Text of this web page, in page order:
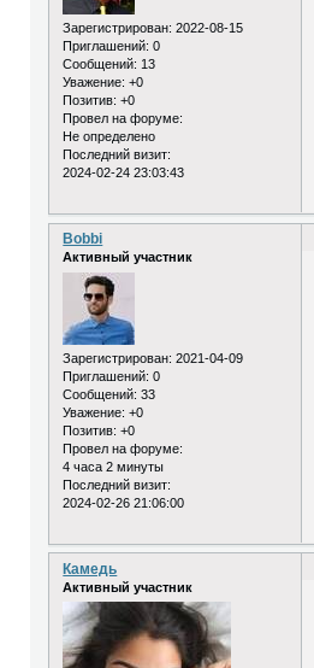
Зарегистрирован: 2022-08-15
Приглашений: 0
Сообщений: 13
Уважение: +0
Позитив: +0
Провел на форуме:
Не определено
Последний визит:
2024-02-24 23:03:43
Bobbi
Активный участник
Зарегистрирован: 2021-04-09
Приглашений: 0
Сообщений: 33
Уважение: +0
Позитив: +0
Провел на форуме:
4 часа 2 минуты
Последний визит:
2024-02-26 21:06:00
Камедь
Активный участник